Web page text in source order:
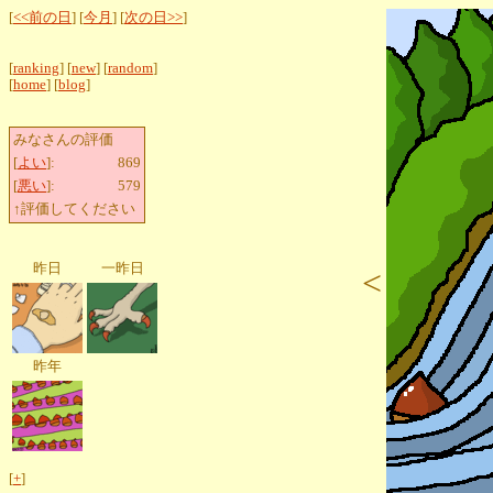
[<<前の日 ] [今月 ] [次の日>>]
[ranking] [new] [random]
[home] [blog]
みなさんの評価
[よい]:
869
[悪い]:
579
↑評価してください
昨日 一昨日
昨年
[+]
<